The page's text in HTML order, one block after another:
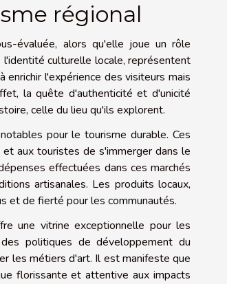
régional
évaluée, alors qu'elle joue un rôle
culturelle locale, représentent
l'expérience des visiteurs mais
la quête d'authenticité et d'unicité
celle du lieu qu'ils explorent.
pour le tourisme durable. Ces
aux touristes de s'immerger dans le
effectuées dans ces marchés
artisanales. Les produits locaux,
et de fierté pour les communautés.
une vitrine exceptionnelle pour les
politiques de développement du
les métiers d'art. Il est manifeste que
florissante et attentive aux impacts